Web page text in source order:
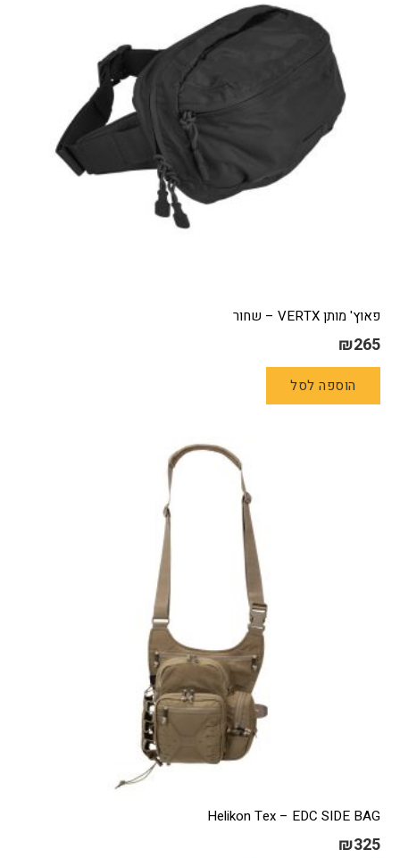
את
האפשרויות
המוצר
פאוץ' מותן VERTX – שחור
₪265
הוספה לסל
Helikon Tex – EDC SIDE BAG
₪325